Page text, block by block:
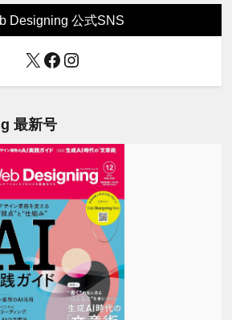
Designing 公式SNS
X Facebook
Instagram
最新号